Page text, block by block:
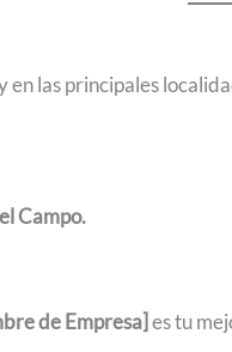
las principales
Campo.
de Empresa]es tu